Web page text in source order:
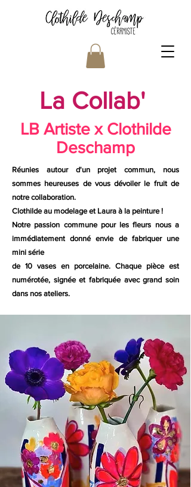
La Collab'
LB Artiste x Clothilde
Deschamp
Réunies autour d'un projet commun, nous
sommes heureuses de vous dévoiler le fruit de
notre collaboration.
Clothilde au modelageet Laura à la peinture !
Notre passion commune pour les fleurs nous a
immédiatement donné envie de fabriquer une
mini série
de 10 vases en porcelaine. Chaque pièce est
numérotée, signée et fabriquée avec grand soin
dans nos ateliers.